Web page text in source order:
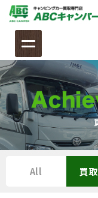
ツ
へ
ス
キ
ッ
プ
All 買